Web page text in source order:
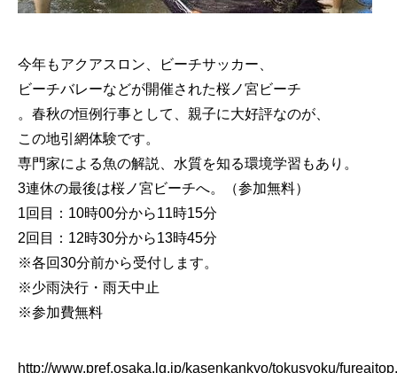
今年もアクアスロン、ビーチサッカー、
ビーチバレーなどが開催された桜ノ宮ビーチ
。春秋の恒例行事として、親子に大好評なのが、
この地引網体験です。
専門家による魚の解説、水質を知る環境学習もあり。
3連休の最後は桜ノ宮ビーチへ。（参加無料）
1回目：10時00分から11時15分
2回目：12時30分から13時45分
※各回30分前から受付します。
※少雨決行・雨天中止
※参加費無料
http://www.pref.osaka.lg.jp/kasenkankyo/tokusyoku/